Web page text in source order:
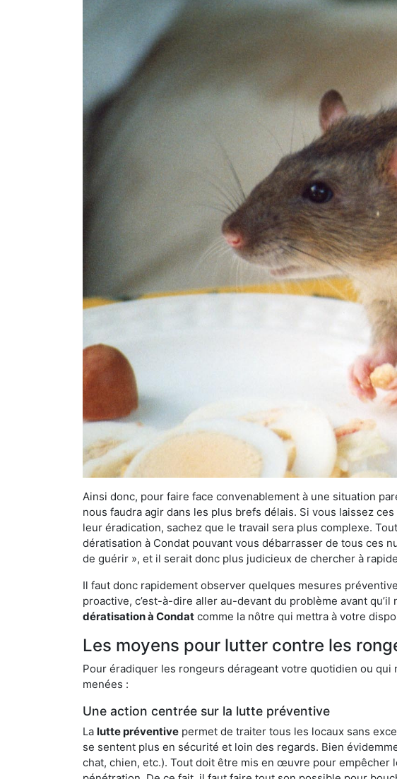
Ainsi donc, pour faire face convenablement à une situation
nous faudra agir dans les plus brefs délais. Si vous laissez
leur éradication, sachez que le travail sera plus complexe.
dératisation à Condat pouvant vous débarrasser de tous ces
de guérir », et il serait donc plus judicieux de chercher à
Il faut donc rapidement observer quelques mesures
proactive, c’est-à-dire aller au-devant du problème avant
dératisation à Condat comme la nôtre qui mettra à votre
Les moyens pour lutter contre les
Pour éradiquer les rongeurs dérageant votre quotidien ou
menées :
Une action centrée sur la lutte préventive
La lutte préventive permet de traiter tous les locaux sans
se sentent plus en sécurité et loin des regards. Bien
chat, chien, etc.). Tout doit être mis en œuvre pour empêcher